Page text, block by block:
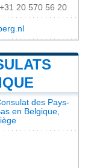
20 570 56 20
des Pays-
en Belgique,